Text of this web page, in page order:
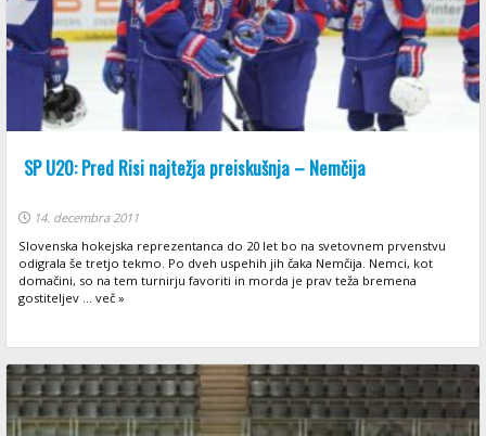
SP U20: Pred Risi najtežja preiskušnja – Nemčija
14. decembra 2011
Slovenska hokejska reprezentanca do 20 let bo na svetovnem prvenstvu
odigrala še tretjo tekmo. Po dveh uspehih jih čaka Nemčija. Nemci, kot
domačini, so na tem turnirju favoriti in morda je prav teža bremena
gostiteljev ... več »